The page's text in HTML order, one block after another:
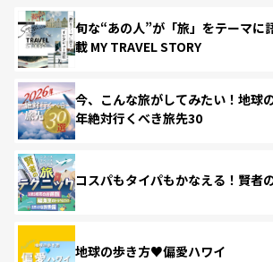
旬な“あの人”が「旅」をテーマに
載 MY TRAVEL STORY
今、こんな旅がしてみたい！地球
年絶対行くべき旅先30
コスパもタイパもかなえる！賢者
地球の歩き方♥偏愛ハワイ